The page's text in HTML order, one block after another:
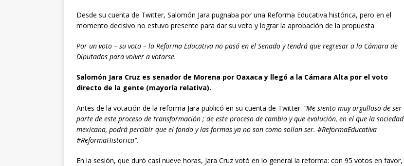
Desde su cuenta de Twitter, Salomón Jara pugnaba por una Reforma Educativa histórica, pero en el
momento decisivo no estuvo presente para dar su voto y lograr la aprobación de la propuesta.
Por un voto – su voto – la Reforma Educativa no pasó en el Senado y tendrá que regresar a la Cámara de
Diputados para volver a votarse.
Salomón Jara Cruz es senador de Morena por Oaxaca y llegó a la Cámara Alta por el voto
directo de la gente (mayoría relativa).
Antes de la votación de la reforma Jara publicó en su cuenta de Twitter: “Me siento muy orgulloso de ser
parte de este proceso de transformación ; de este proceso de cambio y que evolución, en el que la sociedad
mexicana, podrá percibir que el fondo y las formas ya no son como solían ser. #ReformaEducativa
#ReformaHistorica”.
En la sesión, que duró casi nueve horas, Jara Cruz votó en lo general la reforma: con 95 votos en favor,